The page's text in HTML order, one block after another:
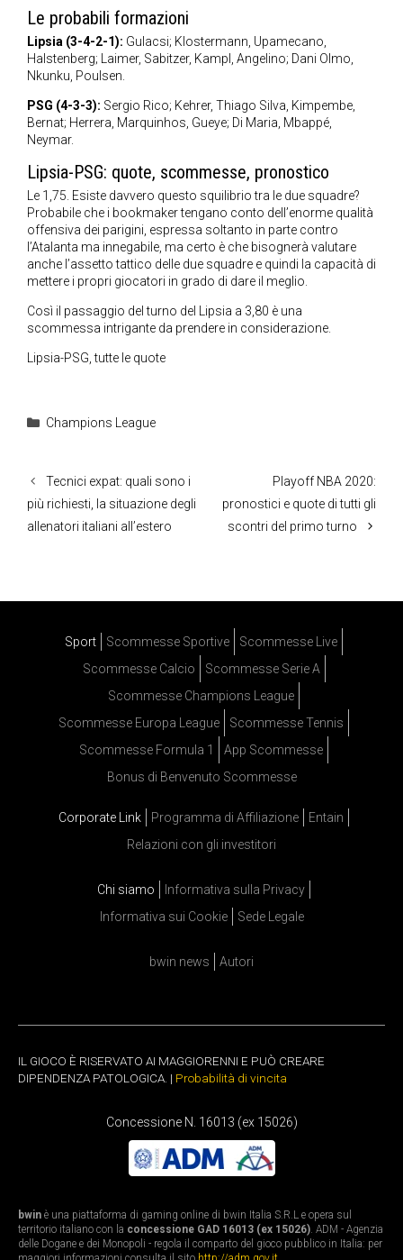
Le probabili formazioni
Lipsia (3-4-2-1): Gulacsi; Klostermann, Upamecano,
Halstenberg; Laimer, Sabitzer, Kampl, Angelino; Dani Olmo,
Nkunku, Poulsen.
PSG (4-3-3): Sergio Rico; Kehrer, Thiago Silva, Kimpembe,
Bernat; Herrera, Marquinhos, Gueye; Di Maria, Mbappé,
Neymar.
Lipsia-PSG: quote, scommesse, pronostico
Le 1,75. Esiste davvero questo squilibrio tra le due squadre?
Probabile che i bookmaker tengano conto dell’enorme qualità
offensiva dei parigini, espressa soltanto in parte contro
l’Atalanta ma innegabile, ma certo è che bisognerà valutare
anche l’assetto tattico delle due squadre e quindi la capacità di
mettere i propri giocatori in grado di dare il meglio.
Così il passaggio del turno del Lipsia a 3,80 è una
scommessa intrigante da prendere in considerazione.
Lipsia-PSG, tutte le quote
Categorie
Champions League
Tecnici expat: quali sono i
più richiesti, la situazione degli
allenatori italiani all’estero
Playoff NBA 2020:
pronostici e quote di tutti gli
scontri del primo turno
Sport Scommesse Sportive
Scommesse Live
Scommesse Calcio
Scommesse Serie A
Scommesse Champions League
Scommesse Europa League
Scommesse Tennis
Scommesse Formula 1
App Scommesse
Bonus di Benvenuto Scommesse
Corporate Link Programma di Affiliazione
Entain
Relazioni con gli investitori
Chi siamo
Informativa sulla Privacy
Informativa sui Cookie
Sede Legale
bwin news Autori
IL GIOCO È RISERVATO AI MAGGIORENNI E PUÒ CREARE
DIPENDENZA PATOLOGICA. | Probabilità di vincita
Concessione N. 16013 (ex 15026)
bwin è una piattaforma di gaming online di bwin Italia S.R.L e opera sul
territorio italiano con la concessione GAD 16013 (ex 15026). ADM - Agenzia
delle Dogane e dei Monopoli - regola il comparto del gioco pubblico in Italia: per